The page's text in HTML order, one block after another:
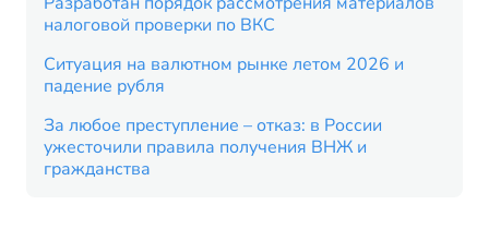
налоговой проверки по ВКС
Ситуация на валютном рынке летом 2026 и
падение рубля
За любое преступление – отказ: в России
ужесточили правила получения ВНЖ и
гражданства